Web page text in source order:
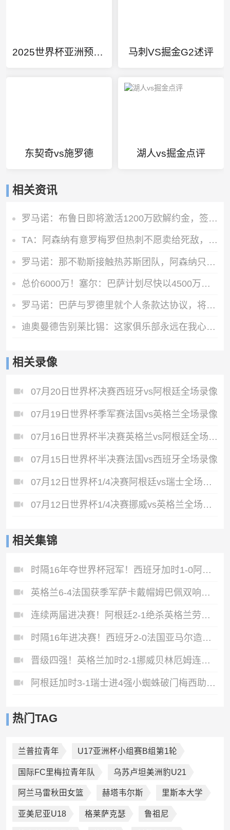
2025世界杯亚洲预选赛赛程 马刺VS掘金G2述评
东契奇vs施罗德 湖人vs掘金点评
相关资讯
罗马诺：布鲁日即将激活1200万欧解约金，签下马略卡前锋比尔希利
TA：阿森纳有意罗梅罗但热刺不愿卖给死敌，马竞国米是最可能下家
罗马诺：那不勒斯接触热苏斯团队，阿森纳只接受永久转会
总价6000万！塞尔：巴萨计划尽快以4500万欧+1500万报价罗德里
罗马诺：巴萨与罗德里就个人条款达协议，将与曼城谈判确定转会费
迪奥曼德告别莱比锡：这家俱乐部永远在我心中占据特殊位置
相关录像
07月20日世界杯决赛西班牙vs阿根廷全场录像
07月19日世界杯季军赛法国vs英格兰全场录像
07月16日世界杯半决赛英格兰vs阿根廷全场录像
07月15日世界杯半决赛法国vs西班牙全场录像
07月12日世界杯1/4决赛阿根廷vs瑞士全场录像
07月12日世界杯1/4决赛挪威vs英格兰全场录像
相关集锦
时隔16年夺世界杯冠军！西班牙加时1-0阿根廷费兰制胜恩佐染红
英格兰6-4法国获季军萨卡戴帽姆巴佩双响创纪录奥利塞2助+失良机
连续两届进决赛！阿根廷2-1绝杀英格兰劳塔罗恩佐破门梅西两助攻
时隔16年进决赛！西班牙2-0法国亚马尔造点奥亚萨瓦尔、波罗破门
晋级四强！英格兰加时2-1挪威贝林厄姆连场双响谢尔德鲁普破门
阿根廷加时3-1瑞士进4强小蜘蛛破门梅西助攻麦卡恩博洛假摔染红
热门TAG
兰普拉青年 U17亚洲杯小组赛B组第1轮
国际FC里梅拉青年队 乌苏卢坦美洲豹U21
阿兰马雷秋田女篮 赫塔韦尔斯 里斯本大学
亚美尼亚U18 格莱萨克瑟 鲁祖尼